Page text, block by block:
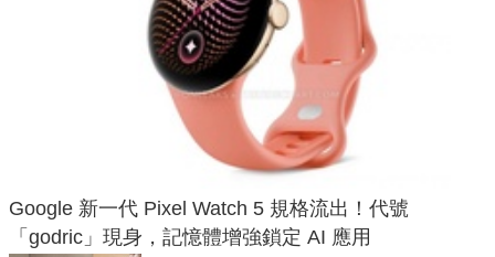
Google 新一代 Pixel Watch 5 規格流出！代號
「godric」現身，記憶體增強鎖定 AI 應用